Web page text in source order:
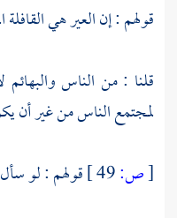
قولهم : إن العير هي
قلنا : من الناس
لمجتمع الناس من غير أن
[ص:
قولهم : لو